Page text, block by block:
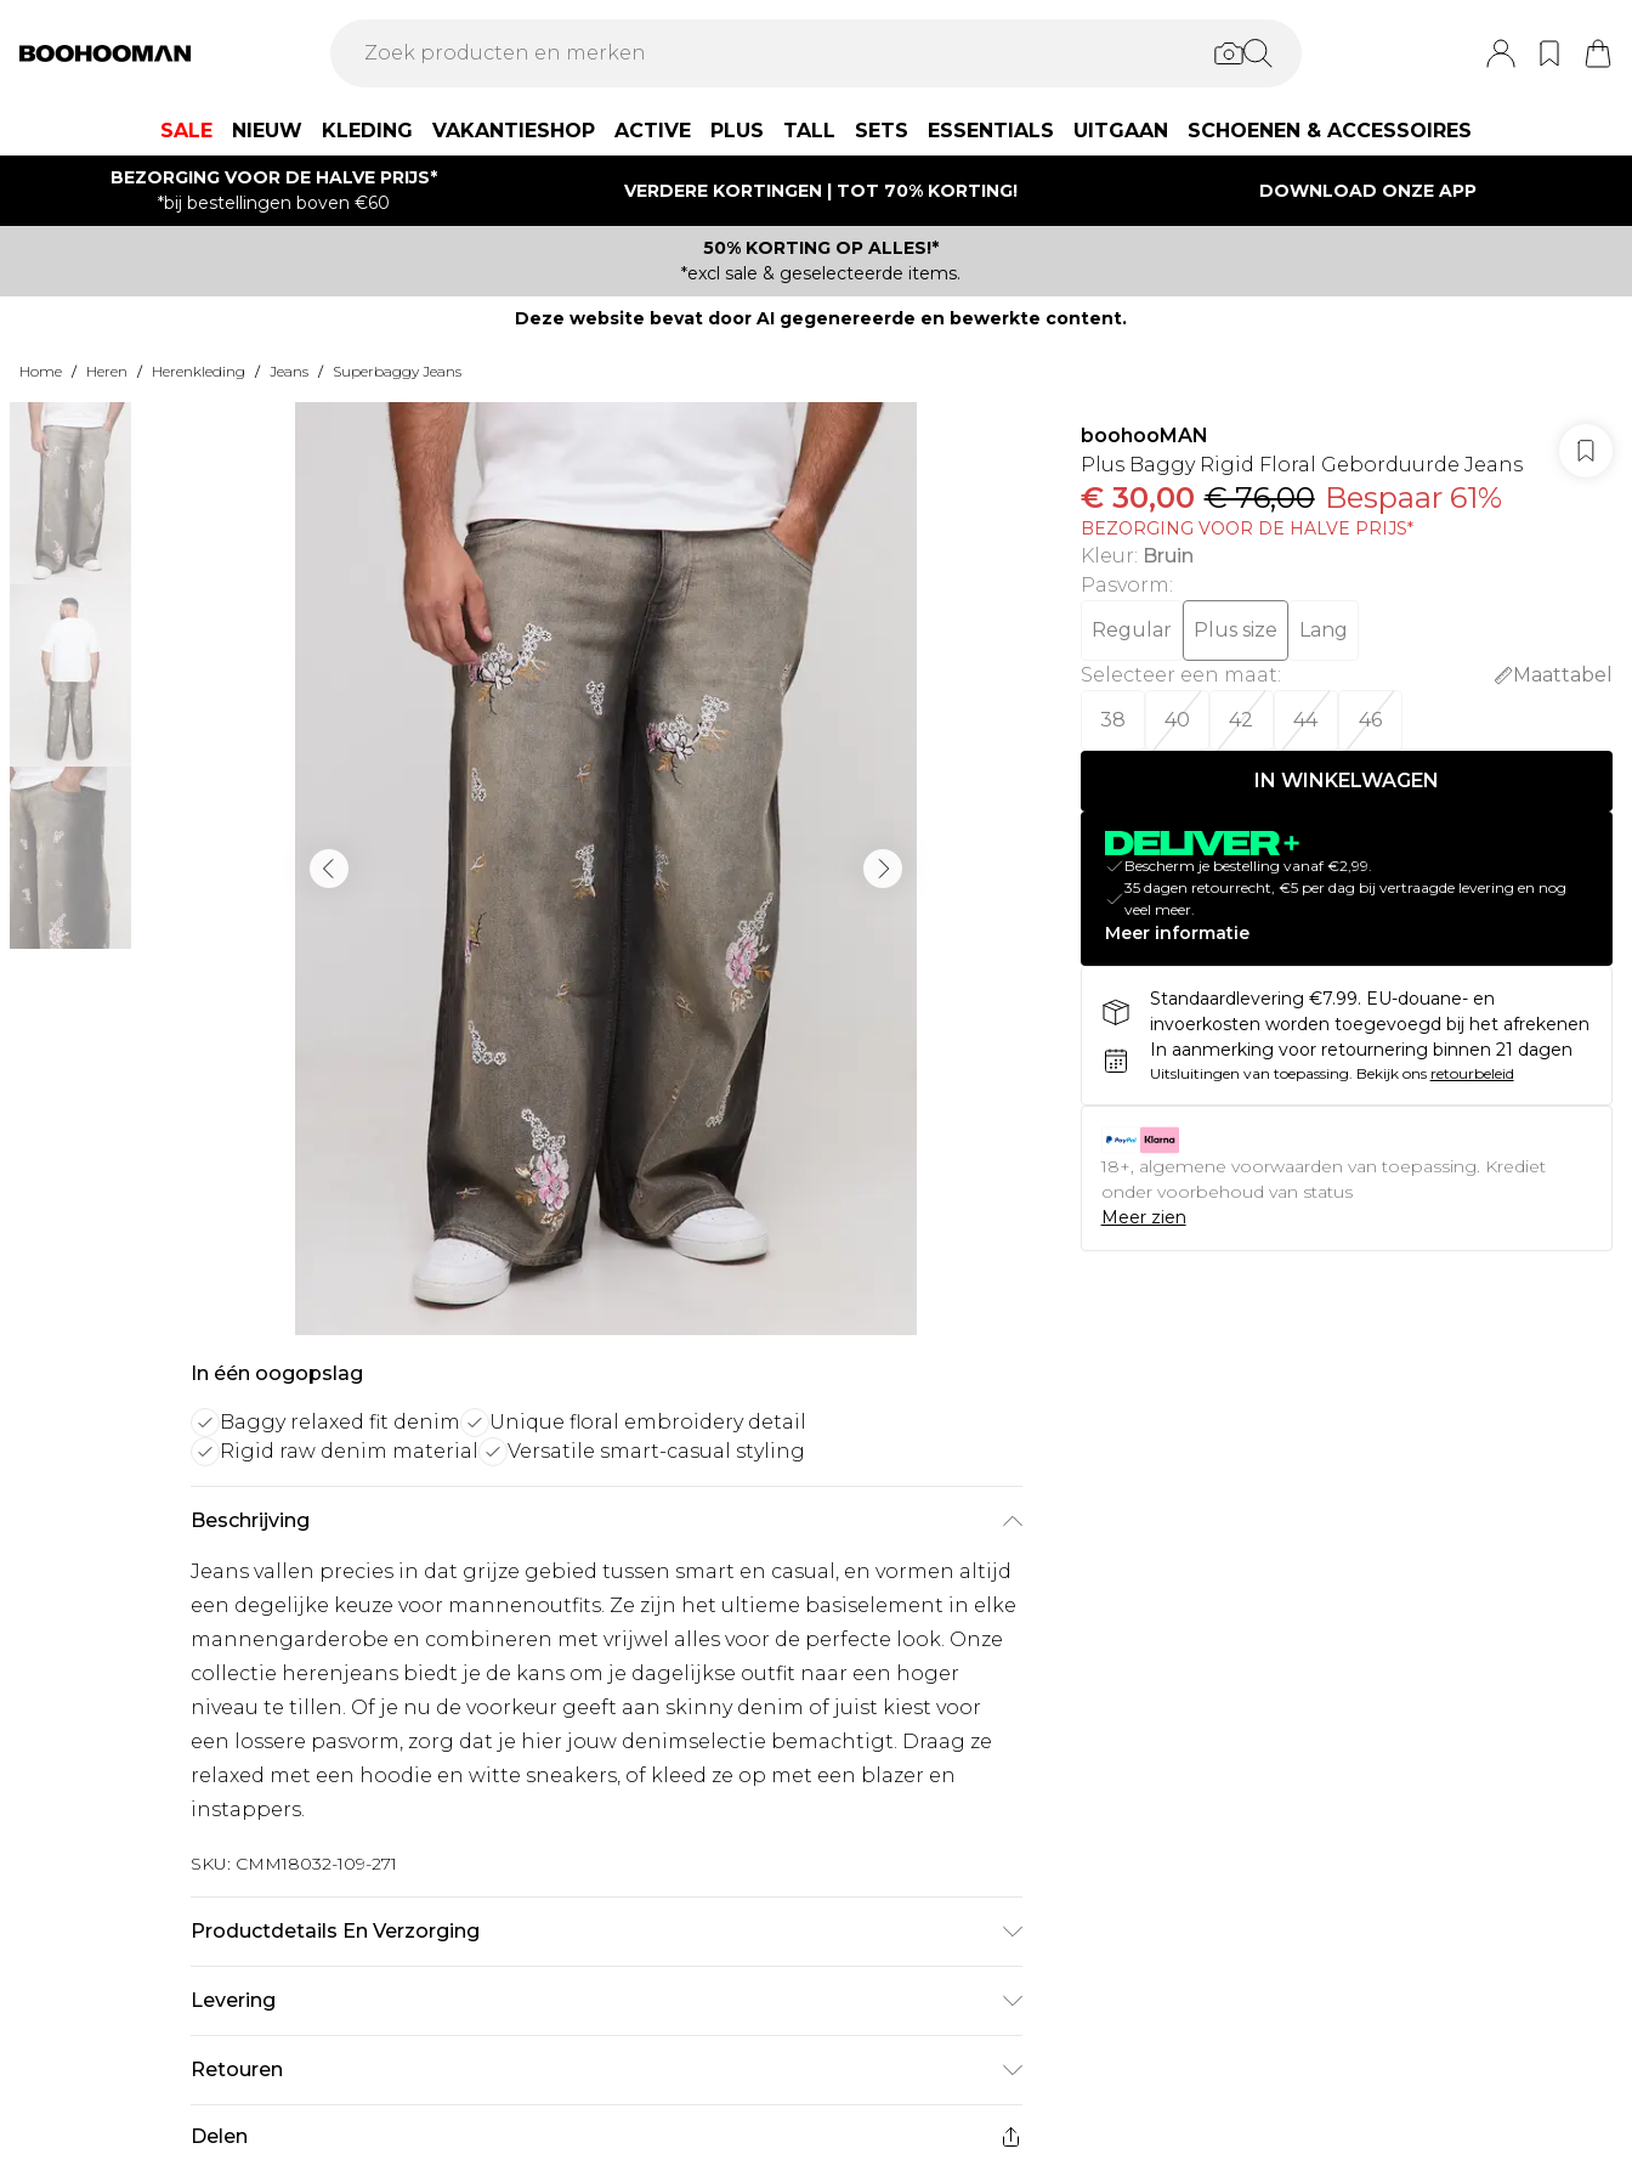
SALE NIEUW KLEDING VAKANTIESHOP ACTIVE PLUS TALL SETS ESSENTIALS UITGAAN SCHOENEN & ACCESSOIRES
BEZORGING VOOR DE HALVE PRIJS*
*bij bestellingen boven €60
VERDERE KORTINGEN | TOT 70% KORTING! DOWNLOAD ONZE APP
50% KORTING OP ALLES!*
*excl sale & geselecteerde items.
Deze website bevat door AI gegenereerde en bewerkte content.
Home / Heren / Herenkleding / Jeans / Superbaggy Jeans
In één oogopslag
Baggy relaxed fit denim
Unique floral embroidery detail
Rigid raw denim material
Versatile smart-casual styling
Beschrijving
Jeans vallen precies in dat grijze gebied tussen smart en casual, en vormen altijd
een degelijke keuze voor mannenoutfits. Ze zijn het ultieme basiselement in elke
mannengarderobe en combineren met vrijwel alles voor de perfecte look. Onze
collectie herenjeans biedt je de kans om je dagelijkse outfit naar een hoger
niveau te tillen. Of je nu de voorkeur geeft aan skinny denim of juist kiest voor
een lossere pasvorm, zorg dat je hier jouw denimselectie bemachtigt. Draag ze
relaxed met een hoodie en witte sneakers, of kleed ze op met een blazer en
instappers.
SKU: CMM18032-109-271
Productdetails En Verzorging
Levering
Standaardlevering Nederland
€7.99
Expressdienst Nederland
€17.99
Retouren
Delen
boohooMAN
Plus Baggy Rigid Floral Geborduurde Jeans
€ 30,00 € 76,00 Bespaar 61%
BEZORGING VOOR DE HALVE PRIJS*
Kleur: Bruin
Pasvorm:
Regular
Plus size
Lang
Selecteer een maat:
Maattabel
38
40 42 44 46
IN WINKELWAGEN
Bescherm je bestelling vanaf €2,99.
35 dagen retourrecht, €5 per dag bij vertraagde levering en nog
veel meer.
Meer informatie
Standaardlevering €7.99. EU-douane- en
invoerkosten worden toegevoegd bij het afrekenen
In aanmerking voor retournering binnen 21 dagen
Uitsluitingen van toepassing. Bekijk ons retourbeleid
18+, algemene voorwaarden van toepassing. Krediet
onder voorbehoud van status
Meer zien